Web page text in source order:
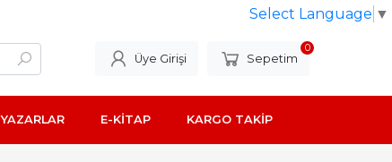
Üye Girişi Sepetim
0
YAZARLAR E-KİTAP KARGO TAKİP
Select Language ▼